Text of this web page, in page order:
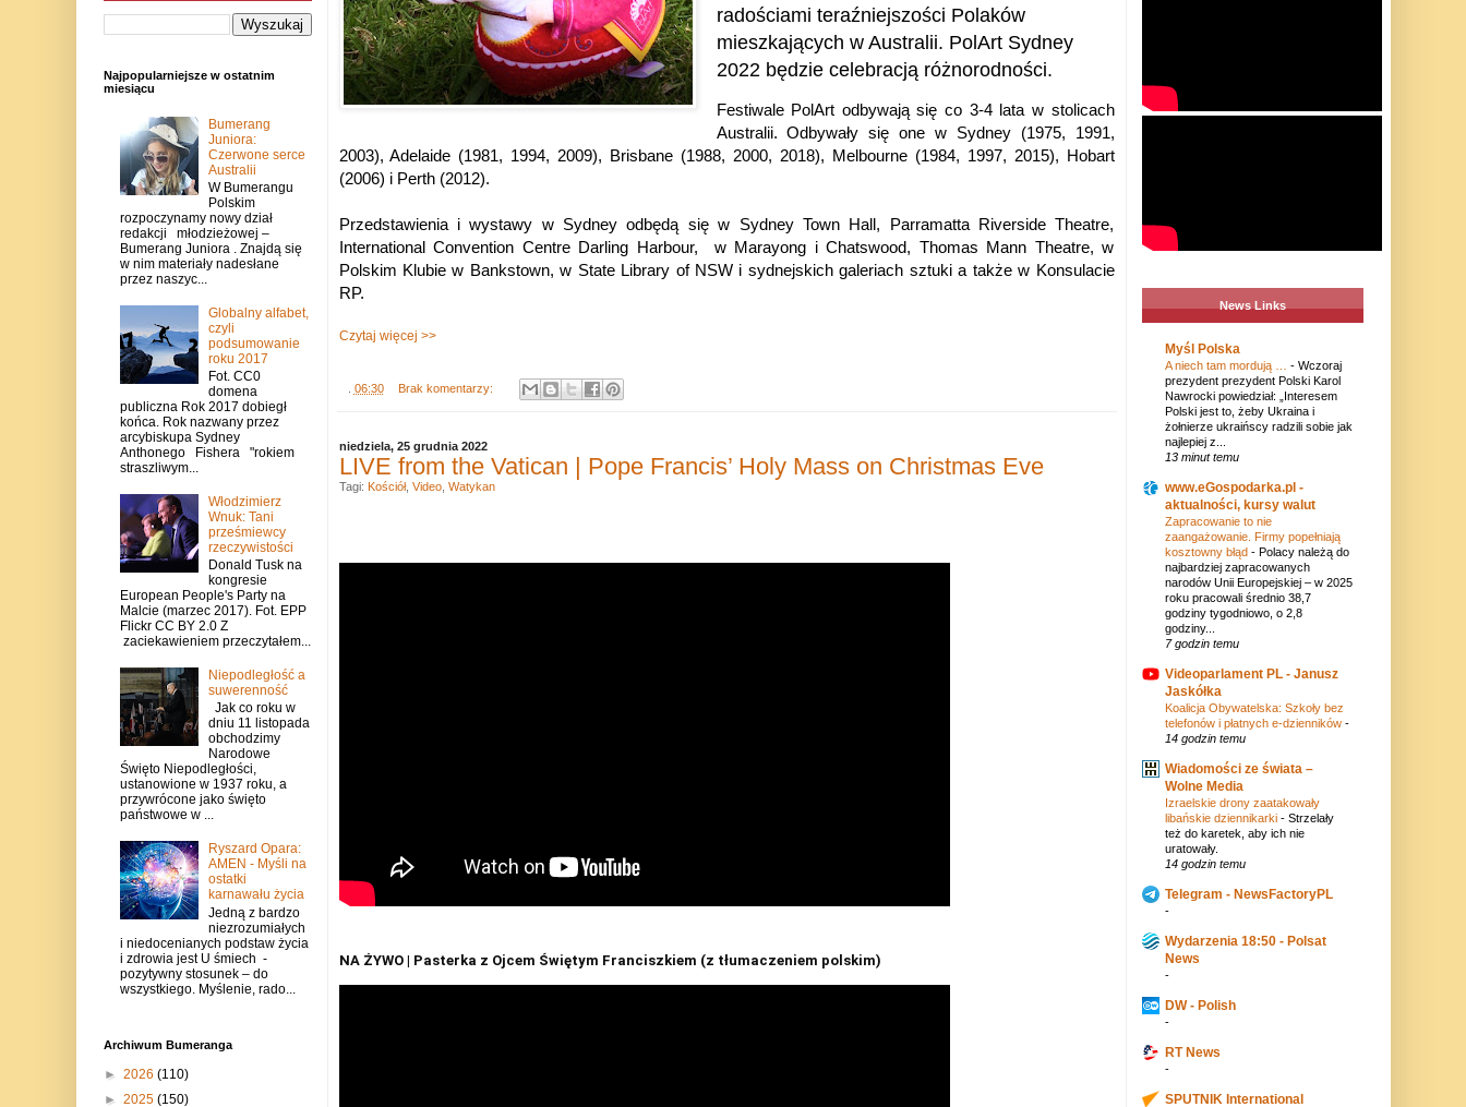
radościami teraźniejszości Polaków
mieszkających w Australii. PolArt Sydney
2022 będzie celebracją różnorodności.
Festiwale PolArt odbywają się co 3-4 lata w stolicach
Australii.Odbywały się one w Sydney (1975, 1991,
2003), Adelaide (1981, 1994, 2009), Brisbane (1988, 2000, 2018), Melbourne (1984, 1997, 2015), Hobart
(2006) i Perth (2012).
Przedstawienia i wystawy w Sydney odbędą się w Sydney Town Hall, Parramatta Riverside Theatre,
International Convention Centre Darling Harbour, w Marayong i Chatswood, Thomas Mann Theatre, w
Polskim Klubie w Bankstown, w State Library of NSW i sydnejskich galeriach sztuki a także w Konsulacie
RP.
Czytaj więcej >>
06:30 Brak komentarzy:
niedziela, 25 grudnia 2022
LIVE from the Vatican | Pope Francis’ Holy Mass on Christmas Eve
NA ŻYWO | Pasterka z Ojcem Świętym Franciszkiem (z tłumaczeniem polskim)
Tagi: Kościół, Video, Watykan
Najpopularniejsze w ostatnim
miesiącu
Bumerang
Juniora:
Czerwone serce
Australii
W Bumerangu
Polskim
rozpoczynamy nowy dział
redakcji młodzieżowej –
Bumerang Juniora . Znajdą się
w nim materiały nadesłane
przez naszyc...
Globalny alfabet,
czyli
podsumowanie
roku 2017
Fot. CC0
domena
publiczna Rok 2017 dobiegł
końca. Rok nazwany przez
arcybiskupa Sydney
Anthonego Fishera "rokiem
straszliwym...
Włodzimierz
Wnuk: Tani
prześmiewcy
rzeczywistości
Donald Tusk na
kongresie
European People's Party na
Malcie (marzec 2017). Fot. EPP
Flickr CC BY 2.0 Z
zaciekawieniem przeczytałem...
Niepodległość a
suwerenność
Jak co roku w
dniu 11 listopada
obchodzimy
Narodowe
Święto Niepodległości,
ustanowione w 1937 roku, a
przywrócone jako święto
państwowe w ...
Ryszard Opara:
AMEN - Myśli na
ostatki
karnawału życia
Jedną z bardzo
niezrozumiałych
i niedocenianych podstaw życia
i zdrowia jest U śmiech -
pozytywny stosunek – do
wszystkiego. Myślenie, rado...
Archiwum Bumeranga
► 2026 (110)
► 2025 (150)
News Links
Myśl Polska
A niech tam mordują … - Wczoraj
prezydent prezydent Polski Karol
Nawrocki powiedział: „Interesem
Polski jest to, żeby Ukraina i
żołnierze ukraińscy radzili sobie jak
najlepiej z...
13 minut temu
www.eGospodarka.pl -
aktualności, kursy walut
Zapracowanie to nie
zaangażowanie. Firmy popełniają
kosztowny błąd - Polacy należą do
najbardziej zapracowanych
narodów Unii Europejskiej – w 2025
roku pracowali średnio 38,7
godziny tygodniowo, o 2,8
godziny...
7 godzin temu
Videoparlament PL - Janusz
Jaskółka
Koalicja Obywatelska: Szkoły bez
telefonów i płatnych e-dzienników -
14 godzin temu
Wiadomości ze świata –
Wolne Media
Izraelskie drony zaatakowały
libańskie dziennikarki - Strzelały
też do karetek, aby ich nie
uratowały.
14 godzin temu
Telegram - NewsFactoryPL
-
Wydarzenia 18:50 - Polsat
News
-
DW - Polish
-
RT News
-
SPUTNIK International